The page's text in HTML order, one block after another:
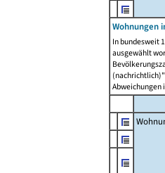
Wohnungen
In bundesweit
ausgewählt
Abweichungen